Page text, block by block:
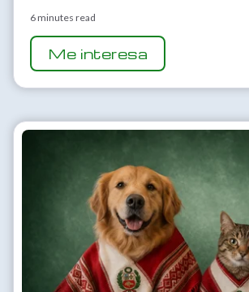
6 minutes read
Me interesa